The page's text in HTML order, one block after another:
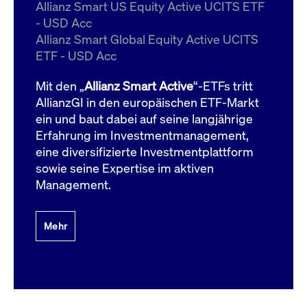
Allianz Smart US Equity Active UCITS ETF
- USD Acc
Allianz Smart Global Equity Active UCITS
ETF - USD Acc
Mit den „Allianz Smart Active“-ETFs tritt
AllianzGI in den europäischen ETF-Markt
ein und baut dabei auf seine langjährige
Erfahrung im Investmentmanagement,
eine diversifizierte Investmentplattform
sowie seine Expertise im aktiven
Management.
Mehr
ApplicationGatewayAffinityCORS
boerse.com
Domain
bis